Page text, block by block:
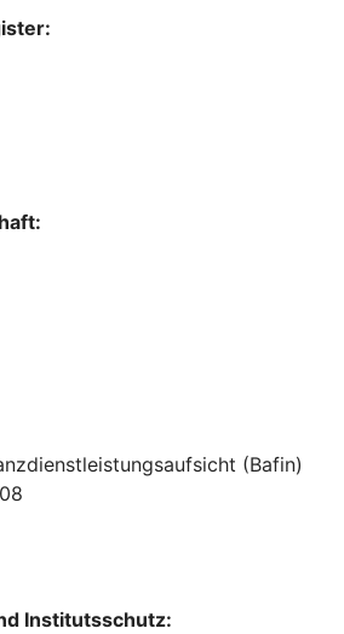
(Bafin)
Institutsschutz: